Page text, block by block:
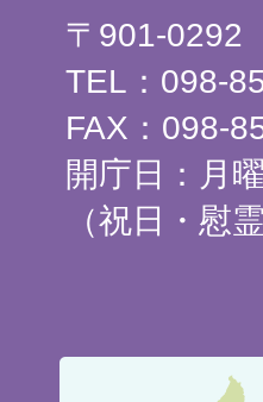
〒901-0292
TEL：098-
FAX：098-
開庁日：月
（祝日・慰